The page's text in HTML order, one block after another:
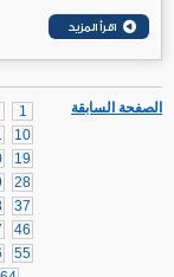
1
10
19
28
37
46
55
الصفحة السابقة